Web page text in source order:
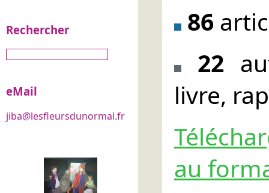
Rechercher
eMail
jiba@lesfleursdunormal.fr
86
22
livre,
au